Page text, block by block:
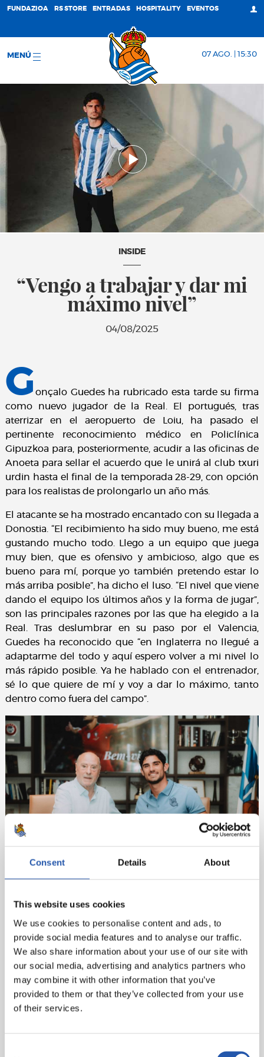
Consent Details About
This website uses cookies
We use cookies to personalise content and ads, to
provide social media features and to analyse our traffic.
We also share information about your use of our site with
our social media, advertising and analytics partners who
may combine it with other information that you’ve
provided to them or that they’ve collected from your use
of their services.
FUNDAZIOA RS STORE ENTRADAS HOSPITALITY EVENTOS
MENÚ 07 AGO. | 15:30
INSIDE
“Vengo a trabajar y dar mi
máximo nivel”
04/08/2025
Gonçalo Guedes ha rubricado esta tarde su firma
como nuevo jugador de la Real. El portugués, tras
aterrizar en el aeropuerto de Loiu, ha pasado el
pertinente reconocimiento médico en Policlínica
Gipuzkoa para, posteriormente, acudir a las oficinas de
Anoeta para sellar el acuerdo que le unirá al club txuri
urdin hasta el final de la temporada 28-29, con opción
para los realistas de prolongarlo un año más.
El atacante se ha mostrado encantado con su llegada a
Donostia. “El recibimiento ha sido muy bueno, me está
gustando mucho todo. Llego a un equipo que juega
muy bien, que es ofensivo y ambicioso, algo que es
bueno para mí, porque yo también pretendo estar lo
más arriba posible”, ha dicho el luso. “El nivel que viene
dando el equipo los últimos años y la forma de jugar”,
son las principales razones por las que ha elegido a la
Real. Tras deslumbrar en su paso por el Valencia,
Guedes ha reconocido que “en Inglaterra no llegué a
adaptarme del todo y aquí espero volver a mi nivel lo
más rápido posible. Ya he hablado con el entrenador,
sé lo que quiere de mí y voy a dar lo máximo, tanto
dentro como fuera del campo”.